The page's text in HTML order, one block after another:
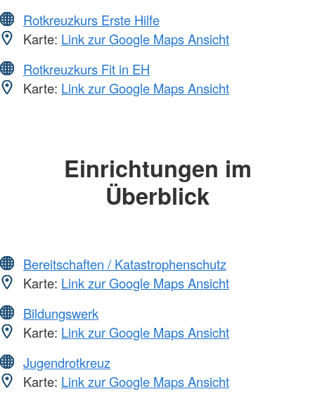
Rotkreuzkurs Erste Hilfe
Karte: Link zur Google Maps Ansicht
Rotkreuzkurs Fit in EH
Karte: Link zur Google Maps Ansicht
Einrichtungen im
Überblick
Bereitschaften / Katastrophenschutz
Karte: Link zur Google Maps Ansicht
Bildungswerk
Karte: Link zur Google Maps Ansicht
Jugendrotkreuz
Karte: Link zur Google Maps Ansicht